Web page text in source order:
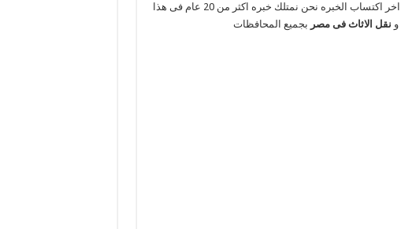
من اهم اسباب نجاحنا فى مجال نقل الاثاث او فى اى مجال اخر اكتساب الخبره نحن نمتلك خبره اكثر من 20 عام فى هذا
و نقل الاثاث فى مصر بجميع المحافظات